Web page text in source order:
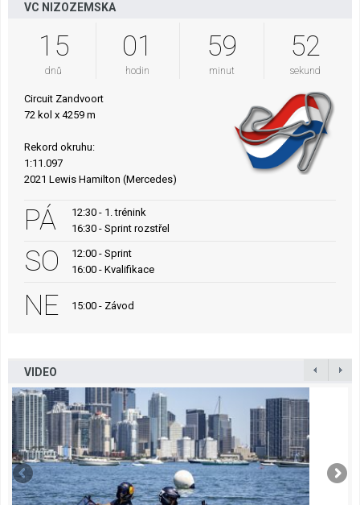
VC NIZOZEMSKA
15
dnů
01
hodin
59
minut
51
sekund
Circuit Zandvoort
72 kol x 4259 m
Rekord okruhu:
1:11.097
2021 Lewis Hamilton (Mercedes)
PÁ
12:30 - 1. trénink
16:30 - Sprint rozstřel
SO
12:00 - Sprint
16:00 - Kvalifikace
NE 15:00 - Závod
VIDEO